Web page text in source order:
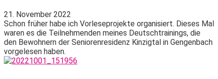
21. November 2022
Schon früher habe ich Vorleseprojekte organisiert. Dieses Mal
waren es die Teilnehmenden meines Deutschtrainings, die
den Bewohnern der Seniorenresidenz Kinzigtal in Gengenbach
vorgelesen haben.